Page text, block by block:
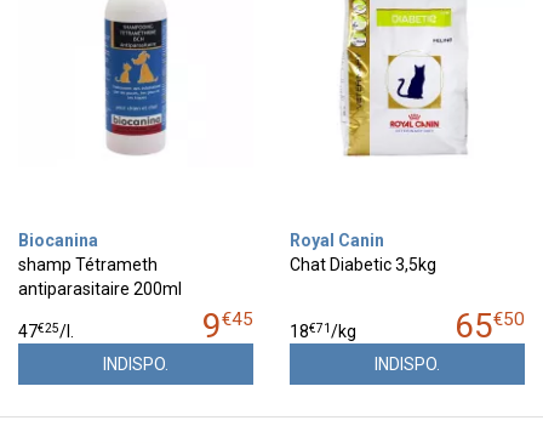
Biocanina
shamp Tétrameth
antiparasitaire 200ml
9€45
47€25/l.
INDISPO.
Royal Canin
Chat Diabetic 3,5kg
65€50
18€71/kg
INDISPO.